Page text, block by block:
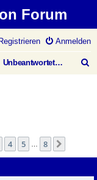
Forum
Anmelden
Registrieren
Unbeantwortete Themen
4 5 8